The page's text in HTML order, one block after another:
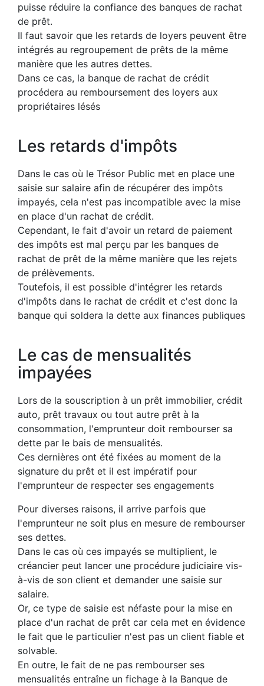
puisse réduire la confiance des banques de rachat
de prêt.
Il faut savoir que les retards de loyers peuvent être
intégrés au regroupement de prêts de la même
manière que les autres dettes.
Dans ce cas, la banque de rachat de crédit
procédera au remboursement des loyers aux
propriétaires lésés
Les retards d'impôts
Dans le cas où le Trésor Public met en place une
saisie sur salaire afin de récupérer des impôts
impayés, cela n'est pas incompatible avec la mise
en place d'un rachat de crédit.
Cependant, le fait d'avoir un retard de paiement
des impôts est mal perçu par les banques de
rachat de prêt de la même manière que les rejets
de prélèvements.
Toutefois, il est possible d'intégrer les retards
d'impôts dans le rachat de crédit et c'est donc la
banque qui soldera la dette aux finances publiques
Le cas de mensualités
impayées
Lors de la souscription à un prêt immobilier, crédit
auto, prêt travaux ou tout autre prêt à la
consommation, l'emprunteur doit rembourser sa
dette par le bais de mensualités.
Ces dernières ont été fixées au moment de la
signature du prêt et il est impératif pour
l'emprunteur de respecter ses engagements
Pour diverses raisons, il arrive parfois que
l'emprunteur ne soit plus en mesure de rembourser
ses dettes.
Dans le cas où ces impayés se multiplient, le
créancier peut lancer une procédure judiciaire vis-
à-vis de son client et demander une saisie sur
salaire.
Or, ce type de saisie est néfaste pour la mise en
place d'un rachat de prêt car cela met en évidence
le fait que le particulier n'est pas un client fiable et
solvable.
En outre, le fait de ne pas rembourser ses
mensualités entraîne un fichage à la Banque de